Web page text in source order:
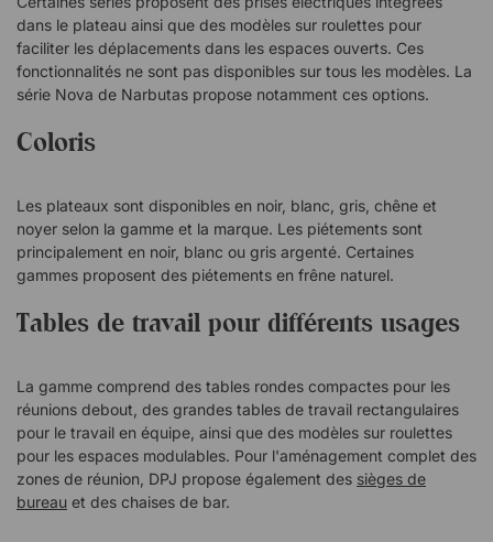
dans le plateau ainsi que des modèles sur roulettes pour
faciliter les déplacements dans les espaces ouverts. Ces
fonctionnalités ne sont pas disponibles sur tous les modèles. La
série Nova de Narbutas propose notamment ces options.
Coloris
Les plateaux sont disponibles en noir, blanc, gris, chêne et
noyer selon la gamme et la marque. Les piétements sont
principalement en noir, blanc ou gris argenté. Certaines
gammes proposent des piétements en frêne naturel.
Tables de travail pour différents usages
La gamme comprend des tables rondes compactes pour les
réunions debout, des grandes tables de travail rectangulaires
pour le travail en équipe, ainsi que des modèles sur roulettes
pour les espaces modulables. Pour l'aménagement complet des
zones de réunion, DPJ propose également des sièges de
bureau et des chaises de bar.